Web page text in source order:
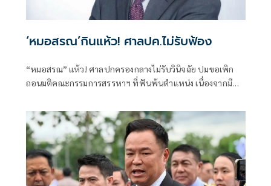
‘หมอสรณ’กินแห้ว! ศาลปค.ไม่รับฟ้อง
“หมอสรณ” แห้ว! ศาลปกครองกลางไม่รับวินิจฉัย ปมขอเพิก
ถอนมติคณะกรรมการสรรหาฯ ที่ฟันพ้นตำแหน่ง เนื่องจากมี